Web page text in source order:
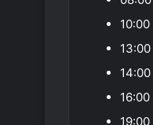
13:00
16:00